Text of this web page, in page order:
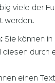
viele der
werden.
Sie können
diesen durch
einen